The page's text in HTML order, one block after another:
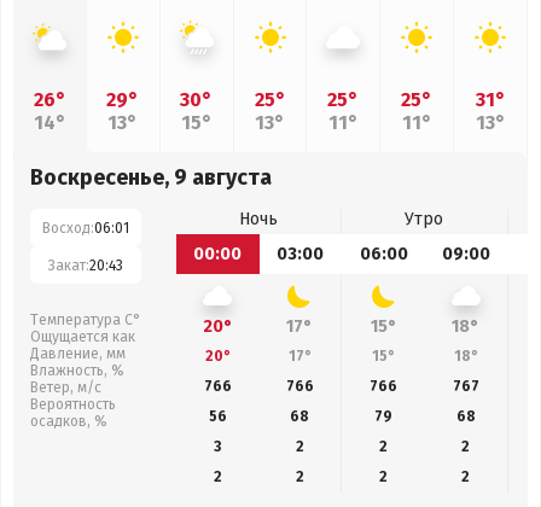
26°
14°
29°
13°
30°
15°
25°
13°
25°
11°
25°
11°
31°
13°
Воскресенье, 9 августа
Восход:06:01
Закат:20:43
Температура С°
Ощущается как
Давление, мм
Влажность, %
Ветер, м/с
Вероятность
осадков, %
Ночь
Утро
00:00
03:00 06:00 09:00
20° 17° 15° 18°
20° 17° 15° 18°
766
766 766 767
56
68 79 68
3
2 2
2
2
2 2 2